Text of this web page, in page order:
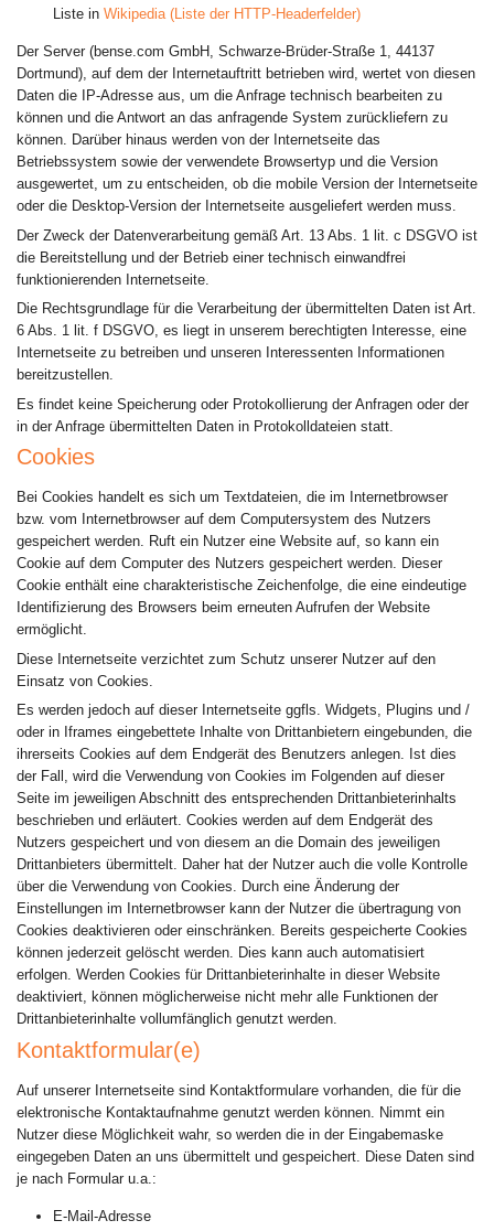
Liste in Wikipedia (Liste der HTTP-Headerfelder)
Der Server (bense.com GmbH, Schwarze-Brüder-Straße 1, 44137
Dortmund), auf dem der Internetauftritt betrieben wird, wertet von diesen
Daten die IP-Adresse aus, um die Anfrage technisch bearbeiten zu
können und die Antwort an das anfragende System zurückliefern zu
können. Darüber hinaus werden von der Internetseite das
Betriebssystem sowie der verwendete Browsertyp und die Version
ausgewertet, um zu entscheiden, ob die mobile Version der Internetseite
oder die Desktop-Version der Internetseite ausgeliefert werden muss.
Der Zweck der Datenverarbeitung gemäß Art. 13 Abs. 1 lit. c DSGVO ist
die Bereitstellung und der Betrieb einer technisch einwandfrei
funktionierenden Internetseite.
Die Rechtsgrundlage für die Verarbeitung der übermittelten Daten ist Art.
6 Abs. 1 lit. f DSGVO, es liegt in unserem berechtigten Interesse, eine
Internetseite zu betreiben und unseren Interessenten Informationen
bereitzustellen.
Es findet keine Speicherung oder Protokollierung der Anfragen oder der
in der Anfrage übermittelten Daten in Protokolldateien statt.
Cookies
Bei Cookies handelt es sich um Textdateien, die im Internetbrowser
bzw. vom Internetbrowser auf dem Computersystem des Nutzers
gespeichert werden. Ruft ein Nutzer eine Website auf, so kann ein
Cookie auf dem Computer des Nutzers gespeichert werden. Dieser
Cookie enthält eine charakteristische Zeichenfolge, die eine eindeutige
Identifizierung des Browsers beim erneuten Aufrufen der Website
ermöglicht.
Diese Internetseite verzichtet zum Schutz unserer Nutzer auf den
Einsatz von Cookies.
Es werden jedoch auf dieser Internetseite ggfls. Widgets, Plugins und /
oder in Iframes eingebettete Inhalte von Drittanbietern eingebunden, die
ihrerseits Cookies auf dem Endgerät des Benutzers anlegen. Ist dies
der Fall, wird die Verwendung von Cookies im Folgenden auf dieser
Seite im jeweiligen Abschnitt des entsprechenden Drittanbieterinhalts
beschrieben und erläutert. Cookies werden auf dem Endgerät des
Nutzers gespeichert und von diesem an die Domain des jeweiligen
Drittanbieters übermittelt. Daher hat der Nutzer auch die volle Kontrolle
über die Verwendung von Cookies. Durch eine Änderung der
Einstellungen im Internetbrowser kann der Nutzer die übertragung von
Cookies deaktivieren oder einschränken. Bereits gespeicherte Cookies
können jederzeit gelöscht werden. Dies kann auch automatisiert
erfolgen. Werden Cookies für Drittanbieterinhalte in dieser Website
deaktiviert, können möglicherweise nicht mehr alle Funktionen der
Drittanbieterinhalte vollumfänglich genutzt werden.
Kontaktformular(e)
Auf unserer Internetseite sind Kontaktformulare vorhanden, die für die
elektronische Kontaktaufnahme genutzt werden können. Nimmt ein
Nutzer diese Möglichkeit wahr, so werden die in der Eingabemaske
eingegeben Daten an uns übermittelt und gespeichert. Diese Daten sind
je nach Formular u.a.:
E-Mail-Adresse